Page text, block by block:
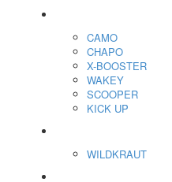
CAMO
CHAPO
X-BOOSTER
WAKEY
SCOOPER
KICK UP
WILDKRAUT